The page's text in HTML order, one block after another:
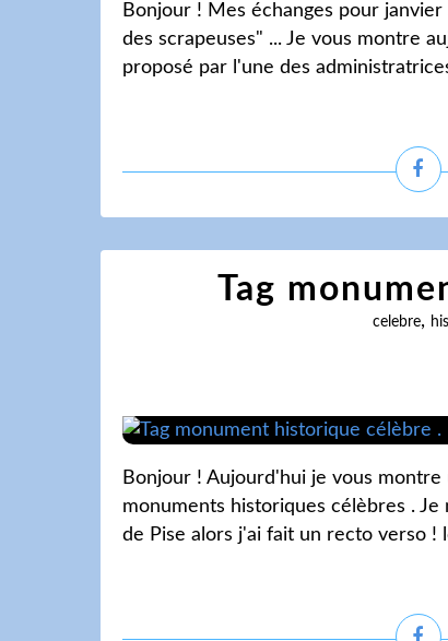
Bonjour ! Mes échanges pour
des scrapeuses" ... Je vous montre
proposé par l'une des
Tag
celebre,
Bonjour ! Aujourd'hui je vous
monuments historiques célèbres .
de Pise alors j'ai fait un recto verso !